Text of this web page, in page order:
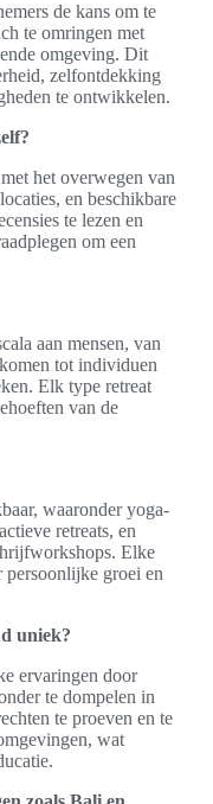
de kans om te
te omringen met
omgeving. Dit
zelfontdekking
te ontwikkelen.
het overwegen van
en beschikbare
te lezen en
om een
aan mensen, van
tot individuen
Elk type retreat
van de
waaronder yoga-
retreats, en
Elke
groei en
uniek?
ervaringen door
te dompelen in
te proeven en te
wat